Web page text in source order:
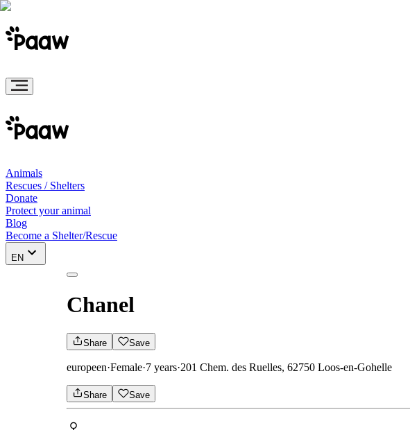
Animals
Rescues / Shelters
Donate
Protect your animal
Blog
Become a Shelter/Rescue
EN
Chanel
Share Save
europeen·Female·7 years·201 Chem. des Ruelles, 62750 Loos-en-Gohelle
Share Save